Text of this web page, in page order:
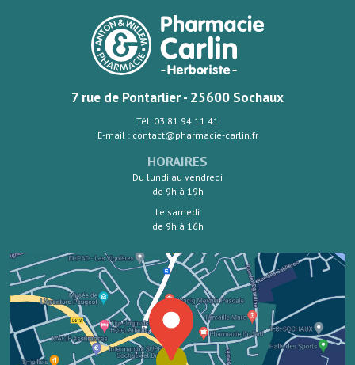
7 rue de Pontarlier - 25600 Sochaux
Tél. 03 81 94 11 41
E-mail : contact@pharmacie-carlin.fr
HORAIRES
Du lundi au vendredi
de 9h à 19h
Le samedi
de 9h à 16h